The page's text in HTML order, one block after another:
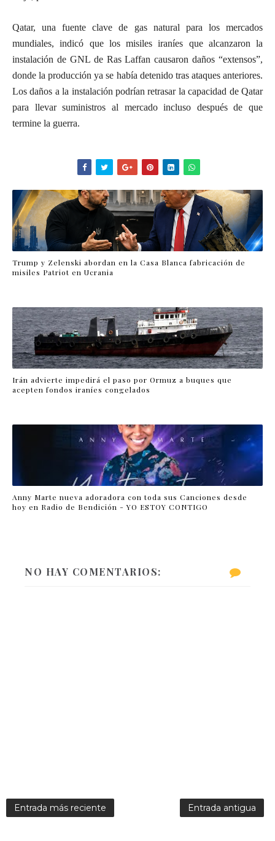
Qatar, una fuente clave de gas natural para los mercados
mundiales, indicó que los misiles iraníes que alcanzaron la
instalación de GNL de Ras Laffan causaron daños “extensos”,
donde la producción ya se había detenido tras ataques anteriores.
Los daños a la instalación podrían retrasar la capacidad de Qatar
para llevar suministros al mercado incluso después de que
termine la guerra.
Trump y Zelenski abordan en la Casa Blanca fabricación de
misiles Patriot en Ucrania
Irán advierte impedirá el paso por Ormuz a buques que
acepten fondos iraníes congelados
Anny Marte nueva adoradora con toda sus Canciones desde
hoy en Radio de Bendición - YO ESTOY CONTIGO
NO HAY COMENTARIOS:
Entrada más reciente Entrada antigua